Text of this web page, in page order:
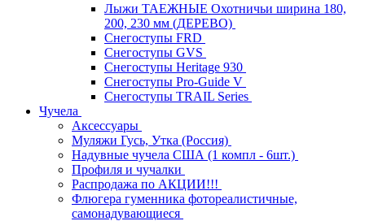
Лыжи ТАЕЖНЫЕ Охотничьи ширина 180,
200, 230 мм (ДЕРЕВО)
Снегоступы FRD
Снегоступы GVS
Снегоступы Heritage 930
Снегоступы Pro-Guide V
Снегоступы TRAIL Series
Чучела
Аксессуары
Муляжи Гусь, Утка (Россия)
Надувные чучела США (1 компл - 6шт.)
Профиля и чучалки
Распродажа по АКЦИИ!!!
Флюгера гуменника фотореалистичные,
самонадувающиеся